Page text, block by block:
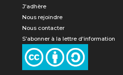
J'adhère
Nous rejoindre
Nous contacter
S'abonner à la lettre d'information